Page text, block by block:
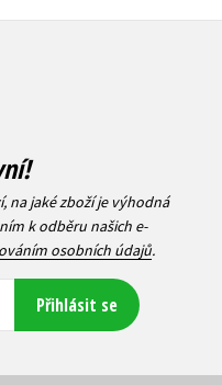
na jaké zboží je výhodná
k odběru našich e-
osobních údajů.
Přihlásit se